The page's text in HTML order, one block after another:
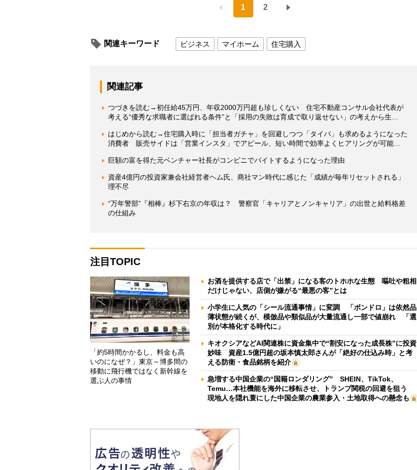
1 2
関連キーワード ビジネス マイホーム 住宅購入
関連記事
つづきを読む→初任給45万円、年収2000万円超も珍しくない 住宅不動産コンサル会社代表が
考える“優秀な求職者に選ばれる条件”と「採用の失敗は育成で取り返せない」の考えから生…
はじめから読む→住宅購入時に「担当者ガチャ」を回避しつつ「タイパ」も求めるようになった
消費者 販売サイドは「営業インスタ」でアピール、短い時間で効率よくヒアリングが可能…
巨額の富を得た元ベンチャー社長がコンビニでバイトするようになった理由
資産4億円の投資家兼会社経営者ヘム氏、商社マン時代に感じた「成績が毎年リセットされる」
理不尽
“万年警部”『相棒』杉下右京の年収は？ 警察官「キャリアとノンキャリア」の出世と給料格差
の仕組み
注目TOPIC
「約5時間かかるし、料金も高
いのになぜ？」東京～博多間の
移動に飛行機ではなく新幹線を
選ぶ人の事情
お酒を提供する店で「出禁」になる客のトホホな生態 嘔吐や粗相
だけじゃない、店側が嫌がる“最悪の客”とは
小学生に人気の「シール流通事情」に変調 「ボンドロ」は依然品
薄状態が続くが、模倣品や類似品が大量流通し一部で値崩れ 「選
別が本格化する時代に」
キオクシアなどAI関連株に資金集中で“割安になった成長株”に投資
妙味 資産1.5億円超の坂本慎太郎さんが「絶好の仕込み時」と考
える防衛・食品銘柄を紹介
急増する中国企業の“国籍ロンダリング” SHEIN、TikTok、
Temu…本社機能を海外に移転させ、トランプ関税の回避を狙う
現地人を隠れ蓑にした中国企業の農業参入・土地取得への懸念も